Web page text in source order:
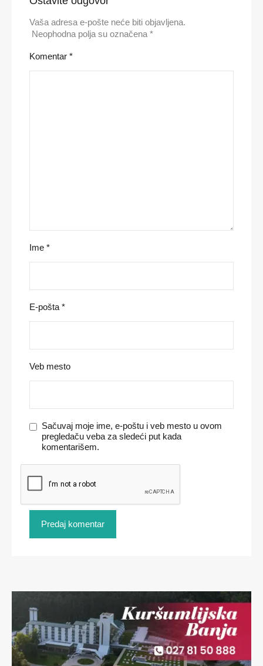
Vaša adresa e-pošte neće biti objavljena.
Neophodna polja su označena *
Komentar *
Ime *
E-pošta *
Veb mesto
Sačuvaj moje ime, e-poštu i veb mesto u ovom
pregledaču veba za sledeći put kada
komentarišem.